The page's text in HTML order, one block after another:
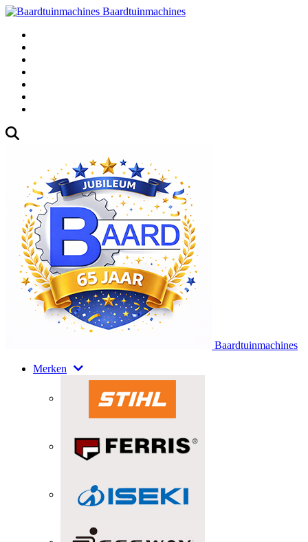
Baardtuinmachines
Baardtuinmachines
Merken